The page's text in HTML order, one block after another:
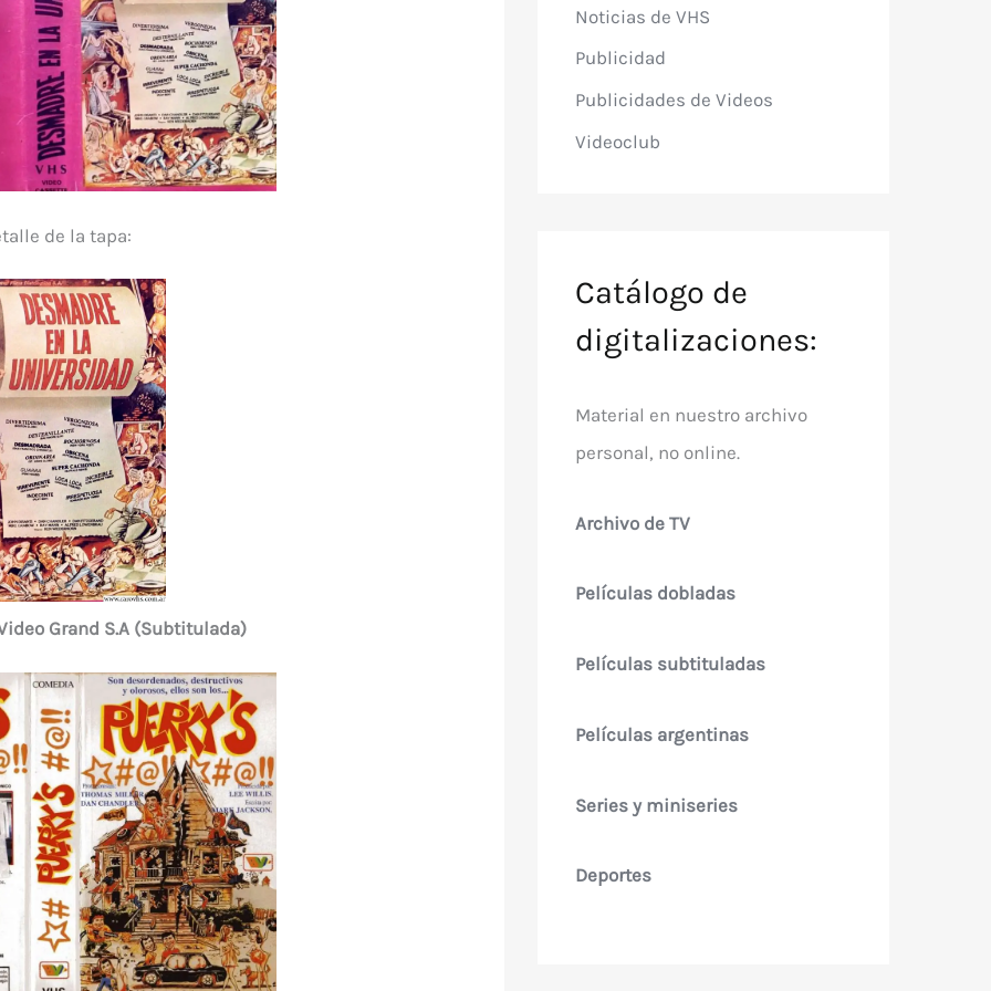
de la tapa:
Grand S.A (Subtitulada)
Noticias de VHS
Publicidad
Publicidades de Videos
Videoclub
Catálogo de
digitalizaciones:
Material en nuestro archivo
personal, no online.
Archivo de TV
Películas dobladas
Películas subtituladas
Películas argentinas
Series y miniseries
Deportes